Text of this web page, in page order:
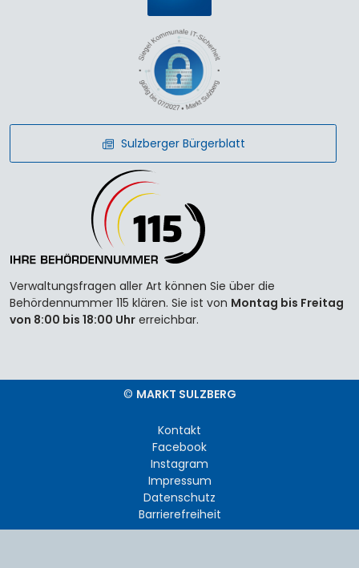
Sulzberger Bürgerblatt
Verwaltungsfragen aller Art können Sie über die
Behördennummer 115 klären. Sie ist von Montag bis Freitag
von 8:00 bis 18:00 Uhr erreichbar.
© MARKT SULZBERG
Kontakt
Facebook
Instagram
Impressum
Datenschutz
Barrierefreiheit